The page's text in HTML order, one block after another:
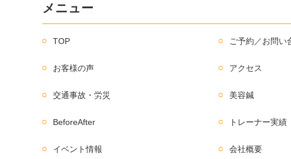
メニュー
TOP ご予約／お問い
お客様の声 アクセス
交通事故・労災 美容鍼
BeforeAfter トレーナー実績
イベント情報 会社概要